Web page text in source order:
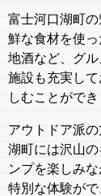
富士河口湖町
鮮な食材を使
地酒など、グ
施設も充実し
しむことができ
アウトドア派
湖町には沢山
ンプを楽しみ
特別な体験がで